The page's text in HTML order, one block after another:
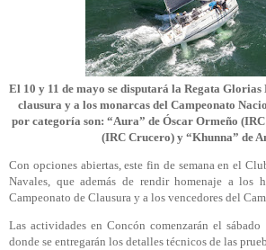
El 10 y 11 de mayo se disputará la Regata
clausura y a los monarcas del Campeonato
por categoría son: “Aura” de Óscar Ormeño
(IRC Crucero) y “Khunna” de
Con opciones abiertas, este fin de semana en el
Navales, que además de rendir homenaje a los
Campeonato de Clausura y a los vencedores del
Las actividades en Concón comenzarán el
donde se entregarán los detalles técnicos de las